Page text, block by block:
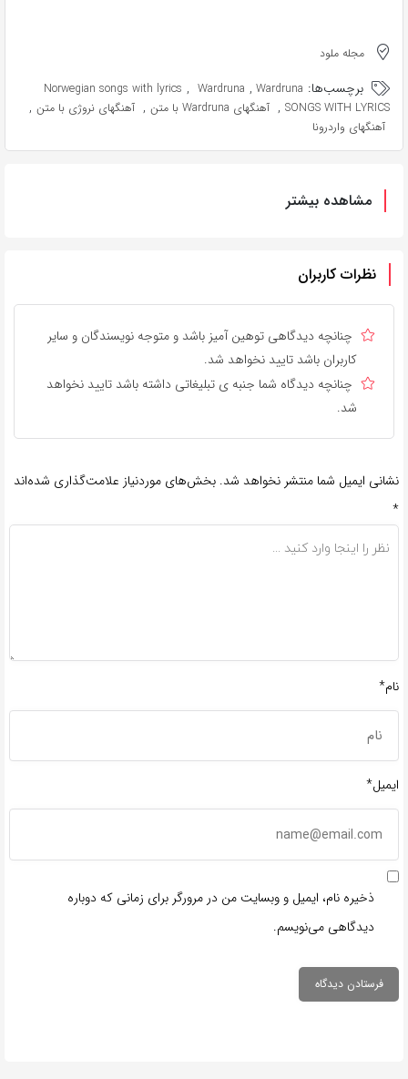
مجله ملود
برچسب‌ها: Norwegian songs with lyrics , Wardruna , Wardruna
SONGS WITH LYRICS
, آهنگهای Wardruna با متن , آهنگهای نروژی با متن ,
آهنگهای واردرونا
مشاهده بیشتر
نظرات کاربران
چنانچه دیدگاهی توهین آمیز باشد و متوجه نویسندگان و سایر
کاربران باشد تایید نخواهد شد.
چنانچه دیدگاه شما جنبه ی تبلیغاتی داشته باشد تایید نخواهد
شد.
نشانی ایمیل شما منتشر نخواهد شد. بخش‌های موردنیاز علامت‌گذاری شده‌اند
*
نام*
ایمیل*
ذخیره نام، ایمیل و وبسایت من در مرورگر برای زمانی که دوباره
دیدگاهی می‌نویسم.